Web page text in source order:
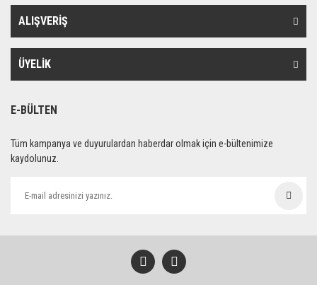
ALIŞVERİŞ
ÜYELİK
E-BÜLTEN
Tüm kampanya ve duyurulardan haberdar olmak için e-bültenimize
kaydolunuz.